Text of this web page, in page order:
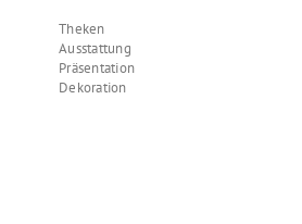
Theken
Ausstattung
Präsentation
Dekoration